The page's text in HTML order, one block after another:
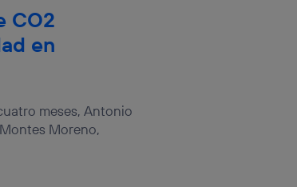
CO2
en
meses, Antonio
Moreno,